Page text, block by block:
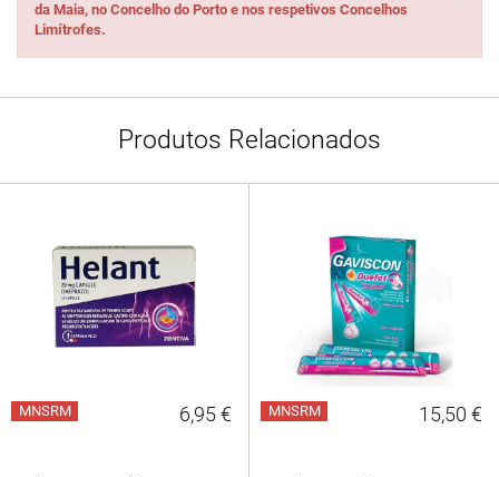
da Maia, no Concelho do Porto e nos respetivos Concelhos
Limítrofes.
Produtos Relacionados
MNSRM 6,95 € MNSRM 15,50 €